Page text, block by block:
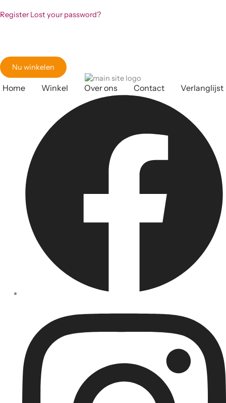
Register Lost your password?
Nu winkelen
Home Winkel Over ons Contact Verlanglijst